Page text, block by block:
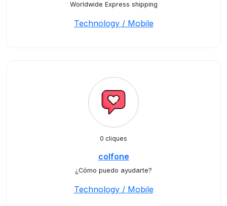
Worldwide Express shipping
Technology / Mobile
0 cliques
colfone
¿Cómo puedo ayudarte?
Technology / Mobile